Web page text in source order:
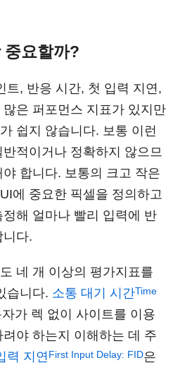
중요할까?
트, 반응 시간, 첫 입력 지연,
은 퍼포먼스 지표가 있지만
쉽지 않습니다. 보통 이런
적이거나 정확하지 않으므
합니다. 보통의 크고 작은
에 중요한 픽셀을 정의하고
해 얼마나 빨리 입력에 반
니다.
네 개 이상의 평가지표를
습니다. 소통 대기 시간Time
가 렉 없이 사이트를 이용
야 하는지 이해하는 데 주
력 지연 First Input Delay: FID은